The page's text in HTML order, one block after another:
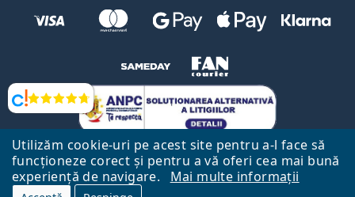
Utilizăm cookie-uri pe acest site pentru a-l face să
funcționeze corect și pentru a vă oferi cea mai bună
experiență de navigare.
Mai multe informații
Opinii